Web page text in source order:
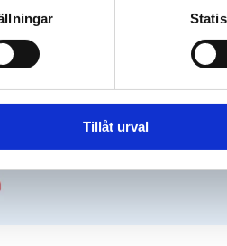
Tillåt urval